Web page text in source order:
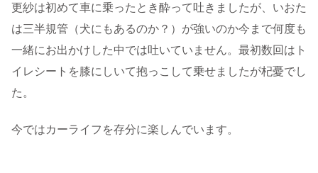
更紗は初めて車に乗ったとき酔って吐きましたが、いおた
は三半規管（犬にもあるのか？）が強いのか今まで何度も
一緒にお出かけした中では吐いていません。最初数回はト
イレシートを膝にしいて抱っこして乗せましたが杞憂でし
た。
今ではカーライフを存分に楽しんでいます。